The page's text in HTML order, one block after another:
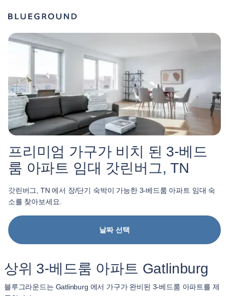
프리미엄 가구가 비치 된 3-베드
룸 아파트 임대 갓린버그, TN
갓린버그, TN 에서 장/단기 숙박이 가능한 3-베드룸 아파트 임대 숙
소를 찾아보세요.
날짜 선택
상위 3-베드룸 아파트 Gatlinburg
블루그라운드는 Gatlinburg 에서 가구가 완비된 3-베드룸 아파트를 제